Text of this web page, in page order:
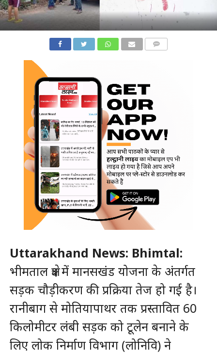
Uttarakhand News: Bhimtal:
भीमताल क्षेत्र में मानसखंड योजना के अंतर्गत
सड़क चौड़ीकरण की प्रक्रिया तेज हो गई है।
रानीबाग से मोतियापाथर तक प्रस्तावित 60
किलोमीटर लंबी सड़क को टूलेन बनाने के
लिए लोक निर्माण विभाग (लोनिवि) ने